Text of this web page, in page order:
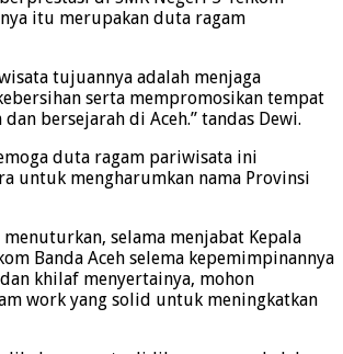
itu merupakan duta ragam
tujuannya adalah menjaga
serta mempromosikan tempat
bersejarah di Aceh.” tandas Dewi.
duta ragam pariwisata ini
untuk mengharumkan nama Provinsi
selama menjabat Kepala
Banda Aceh selema kepemimpinannya
dan khilaf menyertainya, mohon
work yang solid untuk meningkatkan